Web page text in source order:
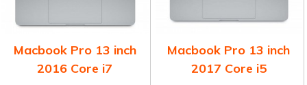
Macbook Pro 13 inch
2016 Core i7
Macbook Pro 13 inch
2017 Core i5